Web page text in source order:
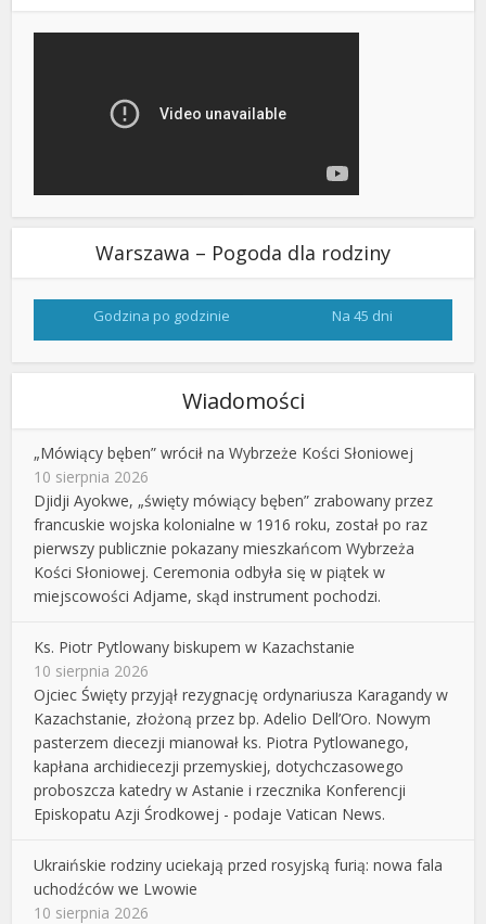
Warszawa – Pogoda dla rodziny
Godzina po godzinie Na 45 dni
Wiadomości
„Mówiący bęben” wrócił na Wybrzeże Kości Słoniowej
10 sierpnia 2026
Djidji Ayokwe, „święty mówiący bęben” zrabowany przez
francuskie wojska kolonialne w 1916 roku, został po raz
pierwszy publicznie pokazany mieszkańcom Wybrzeża
Kości Słoniowej. Ceremonia odbyła się w piątek w
miejscowości Adjame, skąd instrument pochodzi.
Ks. Piotr Pytlowany biskupem w Kazachstanie
10 sierpnia 2026
Ojciec Święty przyjął rezygnację ordynariusza Karagandy w
Kazachstanie, złożoną przez bp. Adelio Dell’Oro. Nowym
pasterzem diecezji mianował ks. Piotra Pytlowanego,
kapłana archidiecezji przemyskiej, dotychczasowego
proboszcza katedry w Astanie i rzecznika Konferencji
Episkopatu Azji Środkowej - podaje Vatican News.
Ukraińskie rodziny uciekają przed rosyjską furią: nowa fala
uchodźców we Lwowie
10 sierpnia 2026